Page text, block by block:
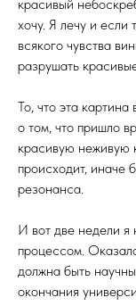
красивый
хочу. Я лечу и если
всякого чувства
разрушать
То, что эта
о том, что пришло
красивую неживую
происходит, иначе
резонанса.
И вот две недели
процессом.
должна быть
окончания